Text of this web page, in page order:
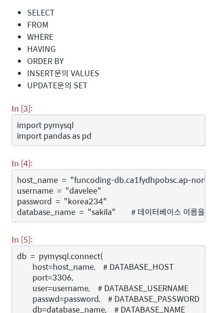
SELECT
FROM
WHERE
HAVING
ORDER BY
INSERT문의 VALUES
UPDATE문의 SET
In [3]:
import pymysql
import pandas as pd
In [4]:
host_name = "funcoding-db.ca1fydhpobsc.ap-
username = "davelee"
password = "korea234"
database_name = "sakila" # 데이터베이스 이름을
In [5]:
db = pymysql.connect(
host=host_name,
# DATABASE_HOST
port=3306,
user=username,
# DATABASE_USERNAME
passwd=password,
# DATABASE_PASSWORD
db=database_name,
# DATABASE_NAME